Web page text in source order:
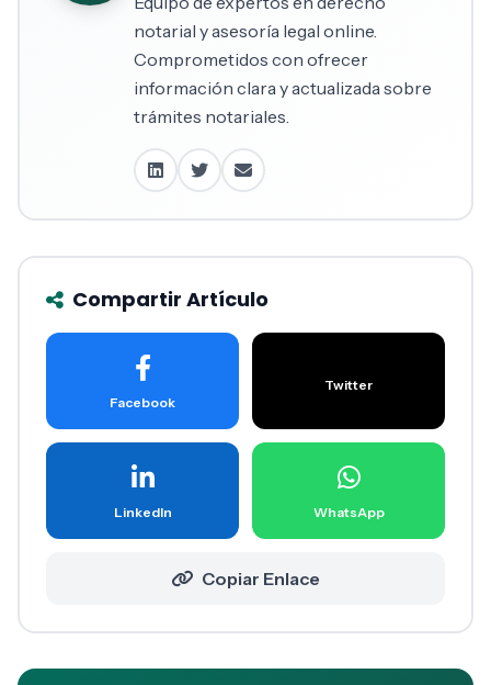
notarial y asesoría legal online.
Comprometidos con ofrecer
información clara y actualizada sobre
trámites notariales.
Compartir Artículo
Facebook
Twitter
LinkedIn WhatsApp
Copiar Enlace